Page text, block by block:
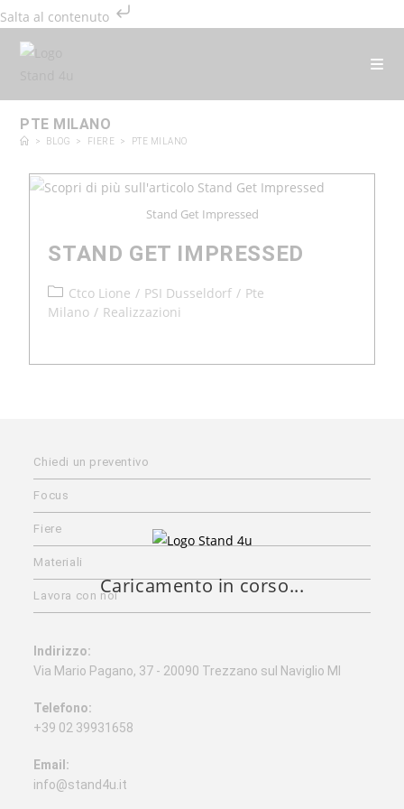
Caricamento in corso...
Salta al contenuto
PTE MILANO
> BLOG > FIERE > PTE MILANO
Stand Get Impressed
STAND GET IMPRESSED
Ctco Lione / PSI Dusseldorf / Pte
Milano / Realizzazioni
Chiedi un preventivo
Focus
Fiere
Materiali
Lavora con noi
Indirizzo:
Via Mario Pagano, 37 - 20090 Trezzano sul Naviglio MI
Telefono:
+39 02 39931658
Email:
info@stand4u.it